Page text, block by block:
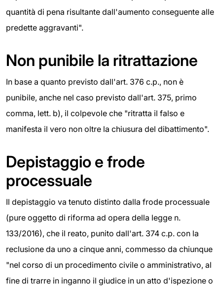
quantità di pena risultante dall'aumento conseguente alle
predette aggravanti".
Non punibile la ritrattazione
In base a quanto previsto dall'art. 376 c.p., non è
punibile, anche nel caso previsto dall'art. 375, primo
comma, lett. b), il colpevole che "ritratta il falso e
manifesta il vero non oltre la chiusura del dibattimento".
Depistaggio e frode
processuale
Il depistaggio va tenuto distinto dalla frode processuale
(pure oggetto di riforma ad opera della legge n.
133/2016), che il reato, punito dall'art. 374 c.p. con la
reclusione da uno a cinque anni, commesso da chiunque
"nel corso di un procedimento civile o amministrativo, al
fine di trarre in inganno il giudice in un atto d'ispezione o